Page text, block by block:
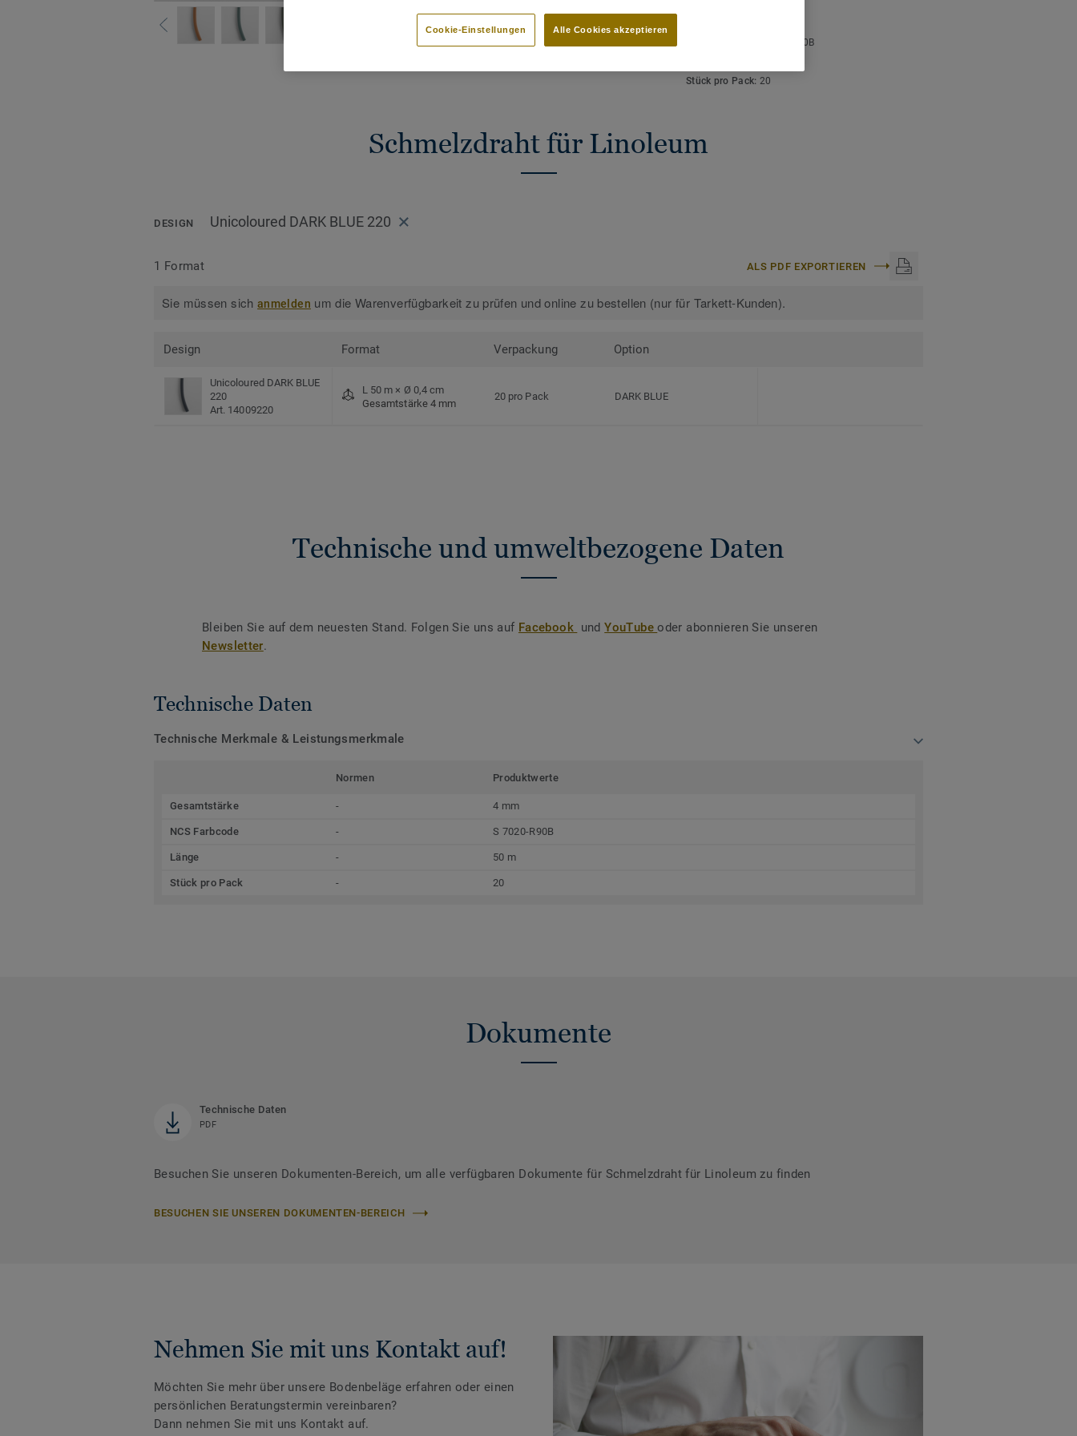
Verschweißung
S 7020-R90B
Stück pro Pack: 20
Schmelzdraht für Linoleum
DESIGN Unicoloured DARK BLUE 220
1 Format ALS PDF EXPORTIEREN
Sie müssen sichanmelden um die Warenverfügbarkeit zu prüfen und online zu bestellen (nur für Tarkett-Kunden).
Design Format Verpackung Option
Unicoloured DARK BLUE
220
Art. 14009220
L 50 m × Ø 0,4 cm
Gesamtstärke 4 mm
20 pro Pack DARK BLUE
Technische und umweltbezogene Daten
Bleiben Sie auf dem neuesten Stand. Folgen Sie uns auf Facebook undYouTubeoder abonnieren Sie unseren
Newsletter.
Technische Daten
Technische Merkmale & Leistungsmerkmale
Normen Produktwerte
Gesamtstärke - 4 mm
NCS Farbcode - S 7020-R90B
Länge - 50 m
Stück pro Pack - 20
Dokumente
Technische Daten
PDF
Besuchen Sie unseren Dokumenten-Bereich, um alle verfügbaren Dokumente für Schmelzdraht für Linoleum zu finden
BESUCHEN SIE UNSEREN DOKUMENTEN-BEREICH
Nehmen Sie mit uns Kontakt auf!
Möchten Sie mehr über unsere Bodenbeläge erfahren oder einen
persönlichen Beratungstermin vereinbaren?
Dann nehmen Sie mit uns Kontakt auf.
Alle Cookies akzeptieren
Cookie-Einstellungen